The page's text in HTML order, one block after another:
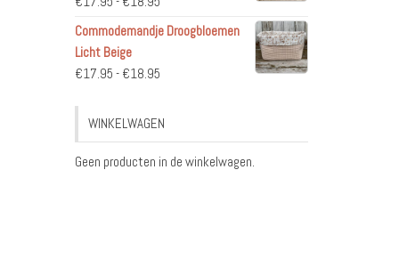
€17.95
€18.95
Commodemandje Droogbloemen
Licht Beige
€17.95 - €18.95Prijsklasse:
tot
WINKELWAGEN
Geen producten in de winkelwagen.